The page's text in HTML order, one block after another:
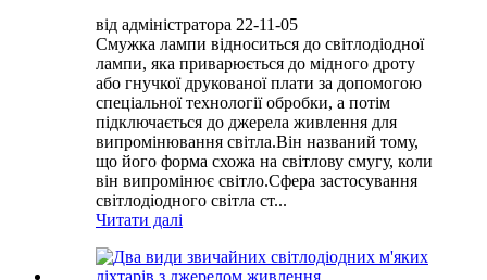
від адміністратора 22-11-05
Смужка лампи відноситься до світлодіодної
лампи, яка приварюється до мідного дроту
або гнучкої друкованої плати за допомогою
спеціальної технології обробки, а потім
підключається до джерела живлення для
випромінювання світла.Він названий тому,
що його форма схожа на світлову смугу, коли
він випромінює світло.Сфера застосування
світлодіодного світла ст...
Читати далі